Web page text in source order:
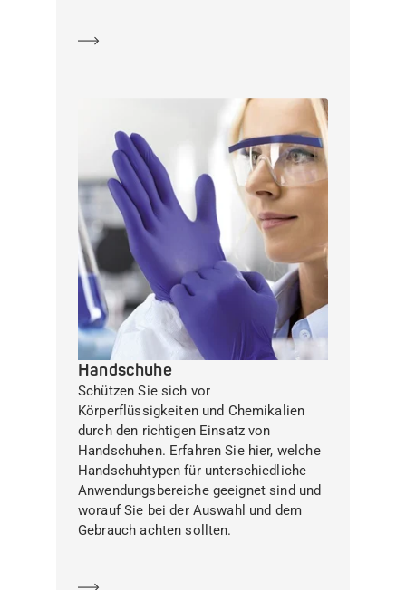
Handschuhe
Schützen Sie sich vor
Körperflüssigkeiten und Chemikalien
durch den richtigen Einsatz von
Handschuhen. Erfahren Sie hier, welche
Handschuhtypen für unterschiedliche
Anwendungsbereiche geeignet sind und
worauf Sie bei der Auswahl und dem
Gebrauch achten sollten.